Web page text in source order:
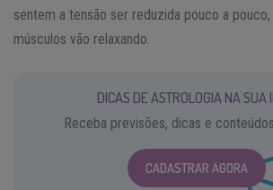
sentem a tensão ser reduzida pouco a
músculos vão relaxando.
DICAS DE ASTROLOGIA NA SUA
Receba previsões, dicas e
CADASTRAR AGORA